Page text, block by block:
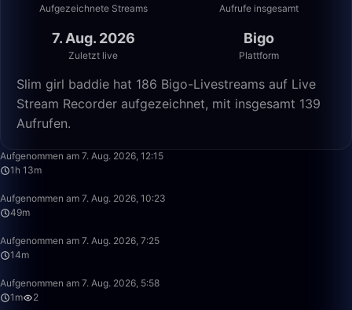
Aufgezeichnete Streams Aufrufe insgesamt
7. Aug. 2026
Zuletzt live
Bigo
Plattform
Slim girl baddie hat 186 Bigo-Livestreams auf Live
Stream Recorder aufgezeichnet, mit insgesamt 139
Aufrufen.
Aufgenommen am 7. Aug. 2026, 12:15
1h 13m
Aufgenommen am 7. Aug. 2026, 10:23
49m
Aufgenommen am 7. Aug. 2026, 7:25
14m
Aufgenommen am 7. Aug. 2026, 5:58
1m
2